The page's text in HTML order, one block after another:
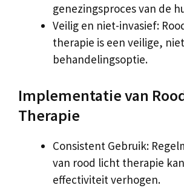
genezingsproces van de
Veilig en niet-invasief:
therapie is een veilige,
behandelingsoptie.
Implementatie van
Therapie
Consistent Gebruik:
van rood licht therapie
effectiviteit verhogen.